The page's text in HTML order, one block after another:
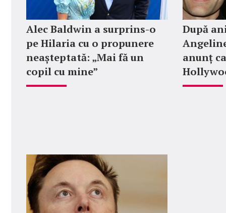
Alec Baldwin a surprins-o
pe Hilaria cu o propunere
neașteptată: „Mai fă un
copil cu mine”
După
anunț